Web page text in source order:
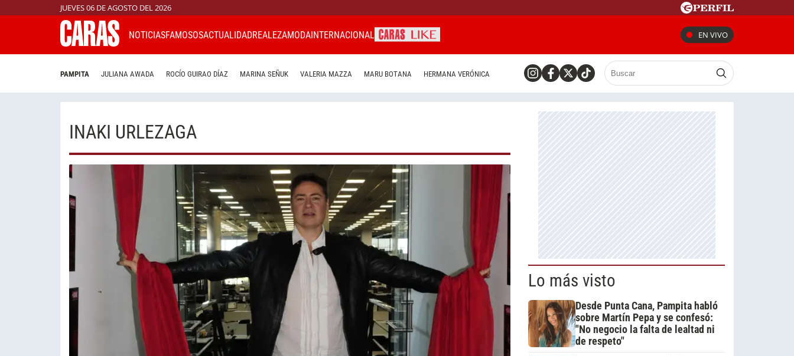
JUEVES 06 DE AGOSTO DEL 2026
NOTICIASFAMOSOSACTUALIDADREALEZAMODAINTERNACIONAL EN VIVO
PAMPITA JULIANA AWADA ROCÍO GUIRAO DÍAZ MARINA SEÑUK VALERIA MAZZA MARU BOTANA HERMANA VERÓNICA
INAKI URLEZAGA
Lo más visto
Desde Punta Cana, Pampita habló
sobre Martín Pepa y se confesó:
"No negocio la falta de lealtad ni
de respeto"